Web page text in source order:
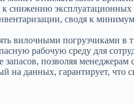
снижению
сводя к
вилочными погрузчиками
рабочую среду для
позволяя
данных, гарантирует, что